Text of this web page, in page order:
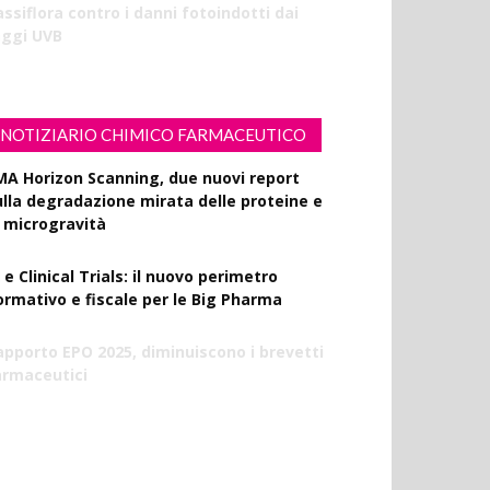
contro i danni fotoindotti dai
UVB
NOTIZIARIO CHIMICO FARMACEUTICO
Horizon Scanning, due nuovi report
degradazione mirata delle proteine e
microgravità
e Clinical Trials: il nuovo perimetro
e fiscale per le Big Pharma
EPO 2025, diminuiscono i brevetti